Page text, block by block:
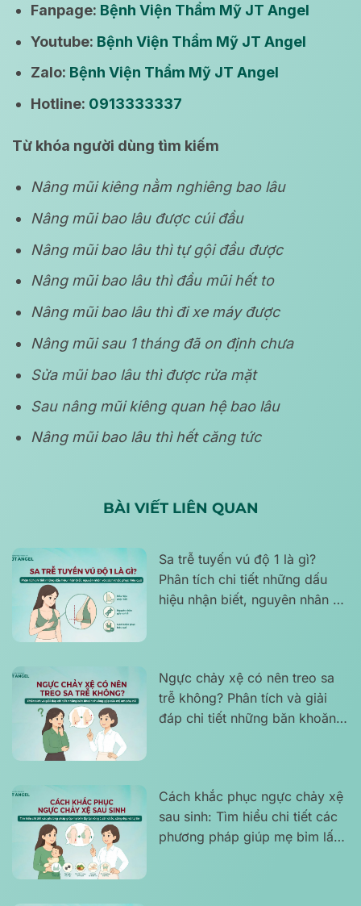
Fanpage: Bệnh Viện Thẩm Mỹ JT Angel
Youtube: Bệnh Viện Thẩm Mỹ JT Angel
Zalo: Bệnh Viện Thẩm Mỹ JT Angel
Hotline: 0913333337
Từ khóa người dùng tìm kiếm
Nâng mũi kiêng nằm nghiêng bao lâu
Nâng mũi bao lâu được cúi đầu
Nâng mũi bao lâu thì tự gội đầu được
Nâng mũi bao lâu thì đầu mũi hết to
Nâng mũi bao lâu thì đi xe máy được
Nâng mũi sau 1 tháng đã on định chưa
Sửa mũi bao lâu thì được rửa mặt
Sau nâng mũi kiêng quan hệ bao lâu
Nâng mũi bao lâu thì hết căng tức
BÀI VIẾT LIÊN QUAN
Sa trễ tuyến vú độ 1 là gì?
Phân tích chi tiết những dấu
hiệu nhận biết, nguyên nhân và
Ngực chảy xệ có nên treo sa
trễ không? Phân tích và giải
đáp chi tiết những băn khoăn
Cách khắc phục ngực chảy xệ
sau sinh: Tìm hiểu chi tiết các
phương pháp giúp mẹ bỉm lấy